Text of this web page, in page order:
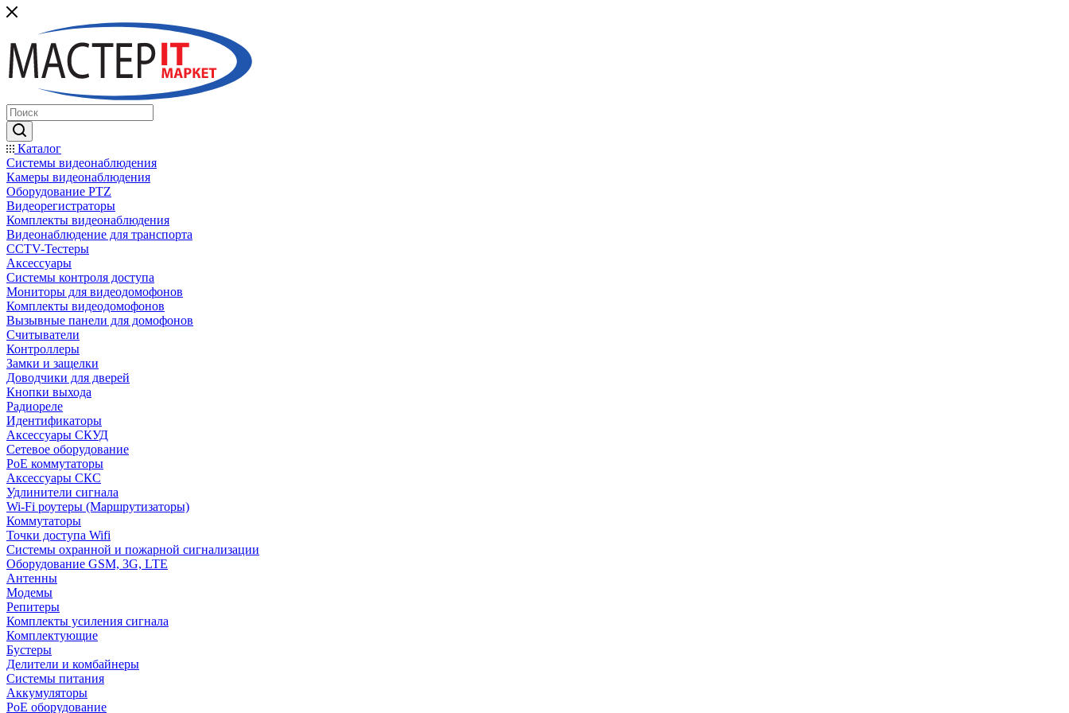
Каталог
Системы видеонаблюдения
Камеры видеонаблюдения
Оборудование PTZ
Видеорегистраторы
Комплекты видеонаблюдения
Видеонаблюдение для транспорта
CCTV-Тестеры
Аксессуары
Системы контроля доступа
Мониторы для видеодомофонов
Комплекты видеодомофонов
Вызывные панели для домофонов
Считыватели
Контроллеры
Замки и защелки
Доводчики для дверей
Кнопки выхода
Радиореле
Идентификаторы
Аксессуары СКУД
Сетевое оборудование
PoE коммутаторы
Аксессуары СКС
Удлинители сигнала
Wi-Fi роутеры (Маршрутизаторы)
Коммутаторы
Точки доступа Wifi
Системы охранной и пожарной сигнализации
Оборудование GSM, 3G, LTE
Антенны
Модемы
Репитеры
Комплекты усиления сигнала
Комплектующие
Бустеры
Делители и комбайнеры
Системы питания
Аккумуляторы
PoE оборудование